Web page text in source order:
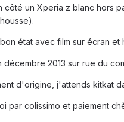
côté un Xperia z blanc hors
état avec film sur écran et
décembre 2013 sur rue du
d'origine, j'attends kitkat
par colissimo et paiement